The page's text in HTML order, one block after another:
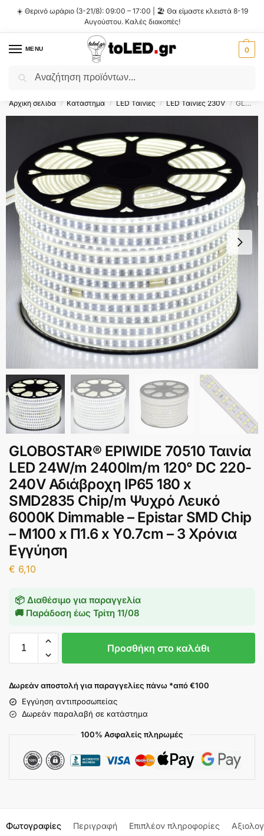
☀️ Θερινό ωράριο (3-21/8): 09:00 – 17:00 | 🏖️ Θα είμαστε κλειστά 8-19
Αυγούστου. Καλές διακοπές!
MENU 0
Flash Sale ⚡ 10% Έκπτωση με τον κωδικό
Αρχική σελίδα / Κατάστημα / LED Ταινίες / LED Ταινίες 230V / GLOBOSTAR® EPIWIDE 70510 Ταινία LED 24W/m 2400lm/m 120° DC 220-240V Αδιάβροχη IP65 180 x SMD2835 Chip/m Ψυχρό Λευκό 6000K Dimmable – Epistar SMD Chip – M100 x Π1.6 x Υ0.7cm – 3 Χρόνια Εγγύηση
GLOBOSTAR® EPIWIDE 70510 Ταινία
LED 24W/m 2400lm/m 120° DC 220-
240V Αδιάβροχη IP65 180 x
SMD2835 Chip/m Ψυχρό Λευκό
6000K Dimmable – Epistar SMD Chip
– M100 x Π1.6 x Υ0.7cm – 3 Χρόνια
Εγγύηση
€ 6,10
📦 Διαθέσιμο για παραγγελία
🚚 Παράδοση έως Τρίτη 11/08
Προσθήκη στο καλάθι
Δωρεάν αποστολή για παραγγελίες πάνω *από €100
Εγγύηση αντιπροσωπείας
Δωρεάν παραλαβή σε κατάστημα
100% Ασφαλείς πληρωμές
Φωτογραφίες Περιγραφή Επιπλέον πληροφορίες